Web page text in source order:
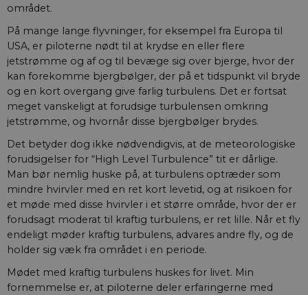
området.
På mange lange flyvninger, for eksempel fra Europa til
USA, er piloterne nødt til at krydse en eller flere
jetstrømme og af og til bevæge sig over bjerge, hvor der
kan forekomme bjergbølger, der på et tidspunkt vil bryde
og en kort overgang give farlig turbulens. Det er fortsat
meget vanskeligt at forudsige turbulensen omkring
jetstrømme, og hvornår disse bjergbølger brydes.
Det betyder dog ikke nødvendigvis, at de meteorologiske
forudsigelser for “High Level Turbulence” tit er dårlige.
Man bør nemlig huske på, at turbulens optræder som
mindre hvirvler med en ret kort levetid, og at risikoen for
et møde med disse hvirvler i et større område, hvor der er
forudsagt moderat til kraftig turbulens, er ret lille. Når et fly
endeligt møder kraftig turbulens, advares andre fly, og de
holder sig væk fra området i en periode.
Mødet med kraftig turbulens huskes for livet. Min
fornemmelse er, at piloterne deler erfaringerne med